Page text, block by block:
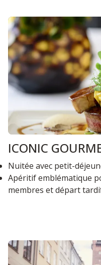
ICONIC
Nuitée avec petit-
Apéritif emblématique
membres et départ